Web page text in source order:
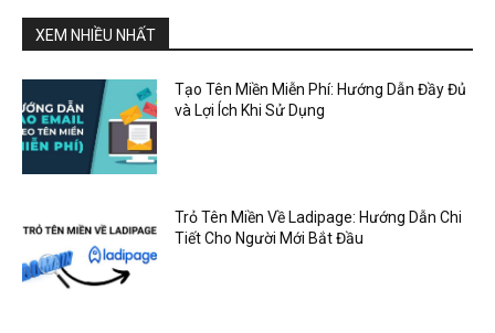
XEM NHIỀU NHẤT
Tạo Tên Miền Miễn Phí: Hướng Dẫn Đầy Đủ
và Lợi Ích Khi Sử Dụng
Trỏ Tên Miền Về Ladipage: Hướng Dẫn Chi
Tiết Cho Người Mới Bắt Đầu